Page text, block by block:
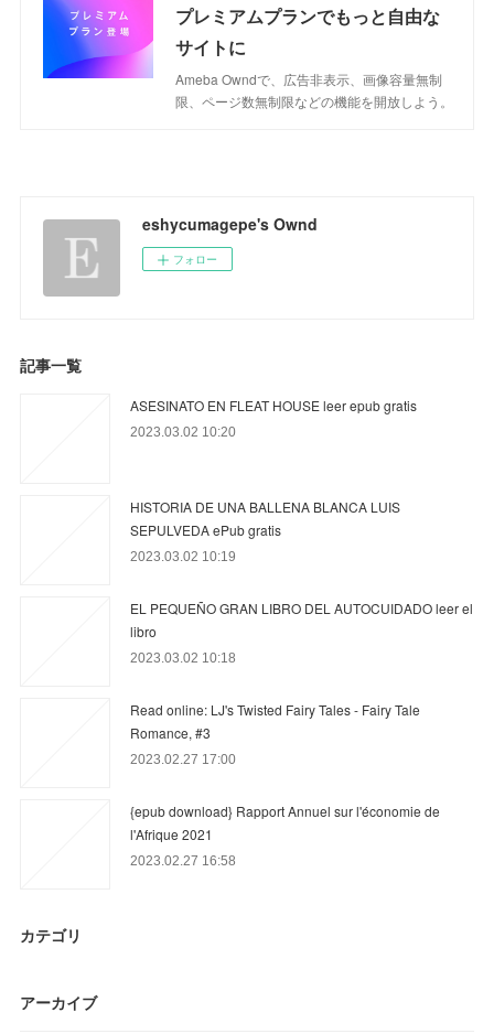
プレミアムプランでもっと自由な
サイトに
Ameba Owndで、広告非表示、画像容量無制
限、ページ数無制限などの機能を開放しよう。
eshycumagepe's Ownd
フォロー
記事一覧
ASESINATO EN FLEAT HOUSE leer epub gratis
2023.03.02 10:20
HISTORIA DE UNA BALLENA BLANCA LUIS
SEPULVEDA ePub gratis
2023.03.02 10:19
EL PEQUEÑO GRAN LIBRO DEL AUTOCUIDADO leer el
libro
2023.03.02 10:18
Read online: LJ's Twisted Fairy Tales - Fairy Tale
Romance, #3
2023.02.27 17:00
{epub download} Rapport Annuel sur l'économie de
l'Afrique 2021
2023.02.27 16:58
カテゴリ
アーカイブ